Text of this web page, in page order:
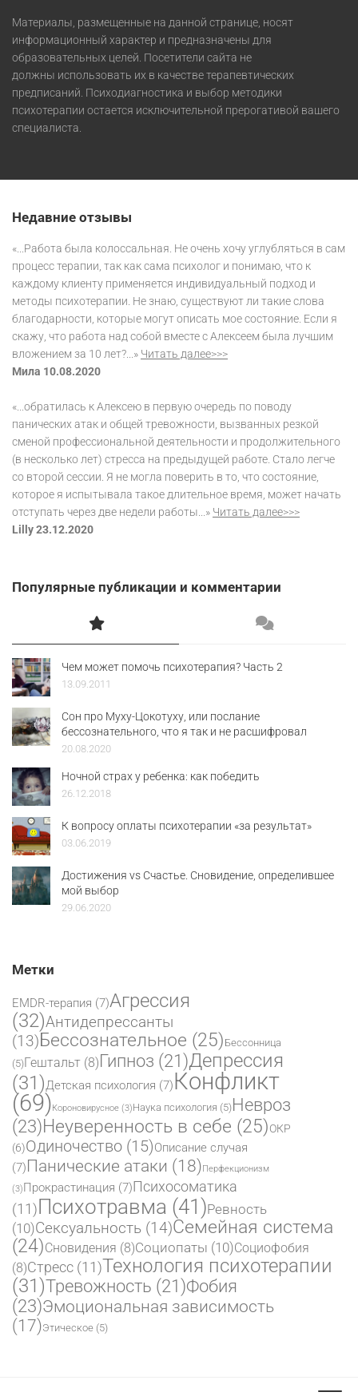
Материалы, размещенные на данной странице, носят
информационный характер и предназначены для
образовательных целей. Посетители сайта не
должны использовать их в качестве терапевтических
предписаний. Психодиагностика и выбор методики
психотерапии остается исключительной прерогативой вашего
специалиста.
Недавние отзывы
«...Работа была колоссальная. Не очень хочу углубляться в сам
процесс терапии, так как сама психолог и понимаю, что к
каждому клиенту применяется индивидуальный подход и
методы психотерапии. Не знаю, существуют ли такие слова
благодарности, которые могут описать мое состояние. Если я
скажу, что работа над собой вместе с Алексеем была лучшим
вложением за 10 лет?...» Читать далее>>>
Мила 10.08.2020
«...обратилась к Алексею в первую очередь по поводу
панических атак и общей тревожности, вызванных резкой
сменой профессиональной деятельности и продолжительного
(в несколько лет) стресса на предыдущей работе. Стало легче
со второй сессии. Я не могла поверить в то, что состояние,
которое я испытывала такое длительное время, может начать
отступать через две недели работы...» Читать далее>>>
Lilly 23.12.2020
Популярные публикации и комментарии
Чем может помочь психотерапия? Часть 2
13.09.2011
Сон про Муху-Цокотуху, или послание
бессознательного, что я так и не расшифровал
20.08.2020
Ночной страх у ребенка: как победить
26.12.2018
К вопросу оплаты психотерапии «за результат»
03.06.2019
Достижения vs Счастье. Сновидение, определившее
мой выбор
29.06.2020
Метки
EMDR-терапия (7)Агрессия
(32)Антидепрессанты
(13)Бессознательное (25) Бессонница
(5)Гештальт (8)Гипноз (21)Депрессия
(31)Детская психология (7)Конфликт
(69)Короновирусное (3)Наука психология (5)Невроз
(23)Неуверенность в себе (25)ОКР
(6)Одиночество (15)Описание случая
(7)Панические атаки (18)Перфекционизм
(3)Прокрастинация (7)Психосоматика
(11)Психотравма (41)Ревность
(10)Сексуальность (14)Семейная система
(24)Сновидения (8)Социопаты (10)Социофобия
(8)Стресс (11)Технология психотерапии
(31)Тревожность (21)Фобия
(23)Эмоциональная зависимость
(17)Этическое (5)